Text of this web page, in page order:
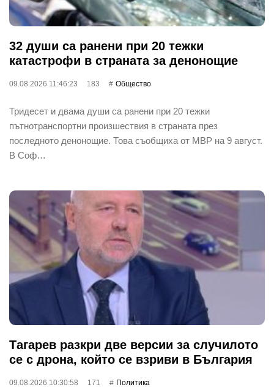
32 души са ранени при 20 тежки
катастрофи в страната за денонощие
09.08.2026 11:46:23 183 Общество
Тридесет и двама души са ранени при 20 тежки
пътнотранспортни произшествия в страната през
последното денонощие. Това съобщиха от МВР на 9 август.
В Соф…
Тагарев разкри две версии за случилото
се с дрона, който се взриви в България
09.08.2026 10:30:58 171 Политика